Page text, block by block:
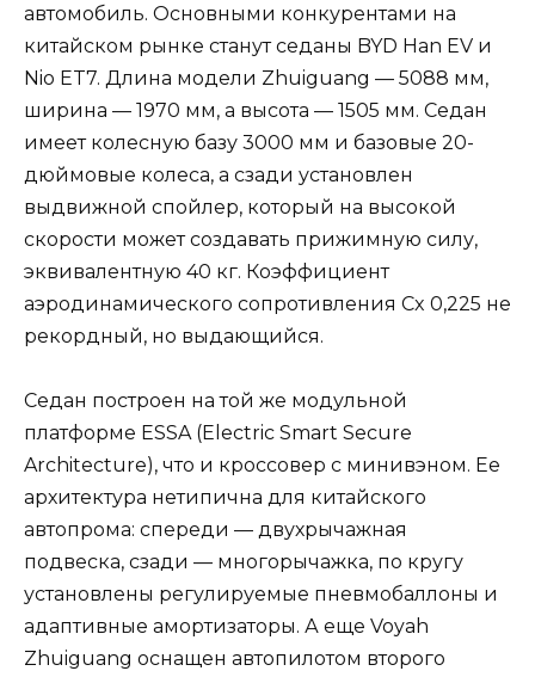
автомобиль. Основными конкурентами на
китайском рынке станут седаны BYD Han EV и
Nio ET7. Длина модели Zhuiguang — 5088 мм,
ширина — 1970 мм, а высота — 1505 мм. Седан
имеет колесную базу 3000 мм и базовые 20-
дюймовые колеса, а сзади установлен
выдвижной спойлер, который на высокой
скорости может создавать прижимную силу,
эквивалентную 40 кг. Коэффициент
аэродинамического сопротивления Cx 0,225 не
рекордный, но выдающийся.
Седан построен на той же модульной
платформе ESSA (Electric Smart Secure
Architecture), что и кроссовер с минивэном. Ее
архитектура нетипична для китайского
автопрома: спереди — двухрычажная
подвеска, сзади — многорычажка, по кругу
установлены регулируемые пневмобаллоны и
адаптивные амортизаторы. А еще Voyah
Zhuiguang оснащен автопилотом второго